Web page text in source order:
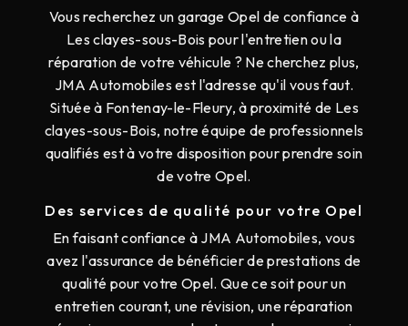
Vous recherchez un garage Opel de confiance à
Les clayes-sous-Bois pour l'entretien ou la
réparation de votre véhicule ? Ne cherchez plus,
JMA Automobiles est l'adresse qu'il vous faut.
Située à Fontenay-le-Fleury, à proximité de Les
clayes-sous-Bois, notre équipe de professionnels
qualifiés est à votre disposition pour prendre soin
de votre Opel.
Des services de qualité pour votre Opel
En faisant confiance à JMA Automobiles, vous
avez l'assurance de bénéficier de prestations de
qualité pour votre Opel. Que ce soit pour un
entretien courant, une révision, une réparation